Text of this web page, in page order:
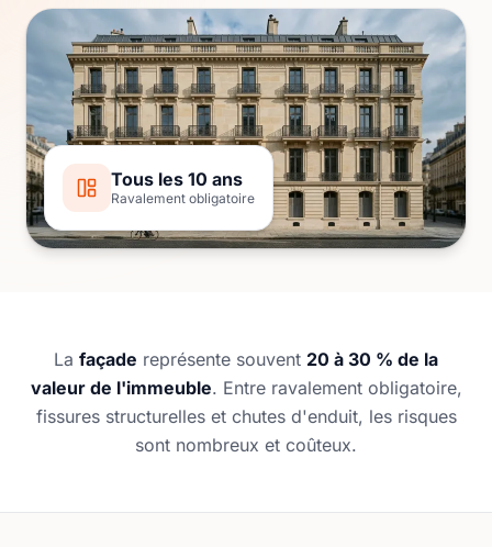
Tous les 10 ans
Ravalement obligatoire
La façade représente souvent 20 à 30 % de la
valeur de l'immeuble. Entre ravalement obligatoire,
fissures structurelles et chutes d'enduit, les risques
sont nombreux et coûteux.